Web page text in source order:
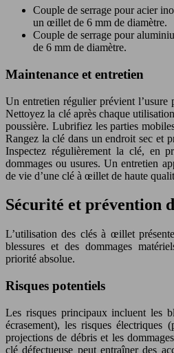
Couple de serrage pour acier
un œillet de 6 mm de diamètre.
Couple de serrage pour
de 6 mm de diamètre.
Maintenance et entretien
Un entretien régulier prévient l’usure
Nettoyez la clé après chaque
poussière. Lubrifiez les parties
Rangez la clé dans un endroit sec et
Inspectez régulièrement la clé, en
dommages ou usures. Un entretien
de vie d’une clé à œillet de haute
Sécurité et prévention
L’utilisation des clés à œillet
blessures et des dommages
priorité absolue.
Risques potentiels
Les risques principaux incluent les
écrasement), les risques électriques
projections de débris et les
clé défectueuse peut entraîner des